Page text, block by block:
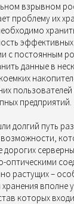
взрывном
проблему их
с постоянным
данные в
предприятий.
долгий путь
дорогих
оптическими
растущих –
которых